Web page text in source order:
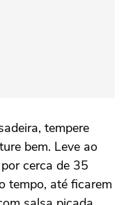
tempere
bem. Leve ao
cerca de 35
tempo, até ficarem